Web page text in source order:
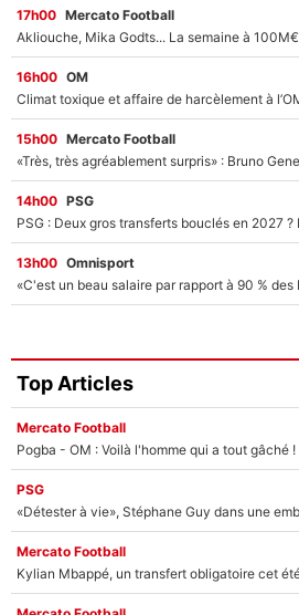
17h00 Mercato Football
16h00 OM
15h00 Mercato Football
14h00 PSG
13h00 Omnisport
Top Articles
Mercato Football
Pogba - OM : Voilà l'homme qui a tout gâché !
PSG
«Détester à vie», Stéphane Guy dans une
Mercato Football
Kylian Mbappé, un transfert obligatoire cet